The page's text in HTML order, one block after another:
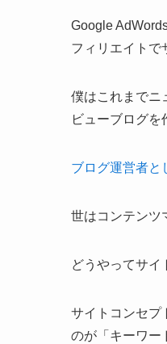
Google
フィリエイトで
僕はこれまでニ
ビューブログを
ブログ運営者と
世はコンテンツ
どうやってサイ
サイトコンセプ
のが「キーワー